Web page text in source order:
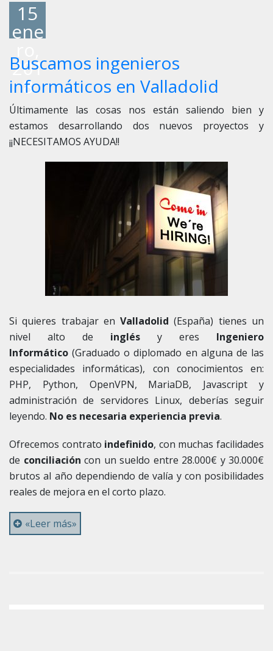
15
ene
201
8
Buscamos ingenieros
informáticos en Valladolid
Últimamente las cosas nos están saliendo bien y
estamos desarrollando dos nuevos proyectos y
¡¡NECESITAMOS AYUDA!!
Si quieres trabajar enValladolid (España) tienes un
nivel alto de inglés y eres Ingeniero
Informático (Graduado o diplomado en alguna de las
especialidades informáticas), con conocimientos en:
PHP, Python, OpenVPN, MariaDB, Javascript y
administración de servidores Linux, deberías seguir
leyendo. No es necesaria experiencia previa.
Ofrecemos contrato indefinido, con muchas facilidades
de conciliación con un sueldo entre 28.000€ y 30.000€
brutos al año dependiendo de valía y con posibilidades
reales de mejora en el corto plazo.
«Leer más»